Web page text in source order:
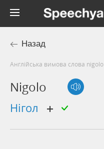
Назад
Англійська вимова слова nigolo
Nigolo
нігол